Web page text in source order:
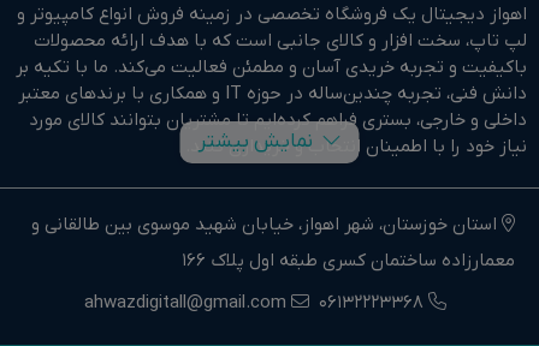
اهواز دیجیتال یک فروشگاه تخصصی در زمینه فروش انواع کامپیوتر و
لپ تاپ، سخت افزار و کالای جانبی است که با هدف ارائه محصولات
باکیفیت و تجربه خریدی آسان و مطمئن فعالیت می‌کند. ما با تکیه بر
دانش فنی، تجربه چندین‌ساله در حوزه IT و همکاری با برندهای معتبر
داخلی و خارجی، بستری فراهم کرده‌ایم تا مشتریان بتوانند کالای مورد
نیاز خود را با اطمینان انتخاب و خریداری کنند.
در وبسایت اهواز دیجیتال براحتی خرید آنلاین انجام دهید و در
کوتاهترین زمان ممکن کالای خود را تحویل بگیرید.
ما وارد کننده مستقیم انواع کامپیوتر،لپ تاپ و سخت افزار استوک و
اوپن باکس در جنوب غرب کشور هستیم.
نمایش بیشتر
استان خوزستان، شهر اهواز، خیابان شهید موسوی بین طالقانی و
معمارزاده ساختمان کسری طبقه اول پلاک 166
06132223368
ahwazdigitall@gmail.com